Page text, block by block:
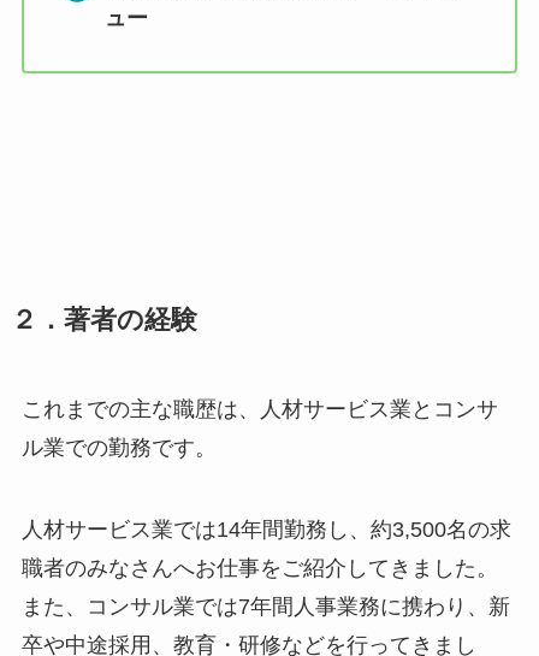
ュー
２． 著者の経験
これまでの主な職歴は、人材サービス業とコンサ
ル業での勤務です。
人材サービス業では14年間勤務し、約3,500名の求
職者のみなさんへお仕事をご紹介してきました。
また、コンサル業では7年間人事業務に携わり、新
卒や中途採用、教育・研修などを行ってきまし